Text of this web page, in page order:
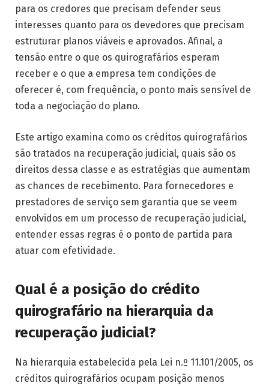
para os credores que precisam defender seus
interesses quanto para os devedores que precisam
estruturar planos viáveis e aprovados. Afinal, a
tensão entre o que os quirografários esperam
receber e o que a empresa tem condições de
oferecer é, com frequência, o ponto mais sensível de
toda a negociação do plano.
Este artigo examina como os créditos quirografários
são tratados na recuperação judicial, quais são os
direitos dessa classe e as estratégias que aumentam
as chances de recebimento. Para fornecedores e
prestadores de serviço sem garantia que se veem
envolvidos em um processo de recuperação judicial,
entender essas regras é o ponto de partida para
atuar com efetividade.
Qual é a posição do crédito
quirografário na hierarquia da
recuperação judicial?
Na hierarquia estabelecida pela Lei n.º 11.101/2005, os
créditos quirografários ocupam posição menos